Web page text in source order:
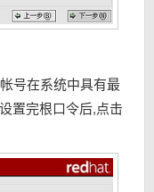
号在系统中具有最
置完根口令后,点击